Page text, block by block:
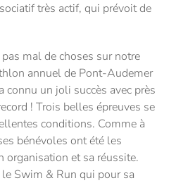
très actif, qui prévoit de
mal de choses sur notre
annuel de Pont-Audemer
connu un joli succès avec près
! Trois belles épreuves se
conditions. Comme à
bénévoles ont été les
organisation et sa réussite.
Swim & Run qui pour sa